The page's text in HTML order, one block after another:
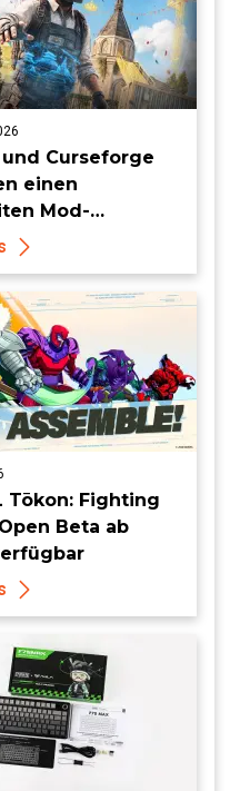
Curseforge
einen
Mod-
mit einem
von 95.000 US-
Tōkon: Fighting
Beta ab